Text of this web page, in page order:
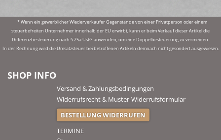
* Wenn ein gewerblicher Wiederverkaufer Gegenstände von einer Privatperson oder einem
steuerbefreiten Unternehmer innerhalb der EU erwirbt, kann er beim Verkauf dieser Artikel die
Differenzbesteuerung nach § 25a UstG anwenden, um eine Doppelbesteuerung zu vermeiden.
In der Rechnung wird die Umsatzsteuer bei betroffenen Artikeln demnach nicht gesondert ausgewiesen.
SHOP INFO
Versand & Zahlungsbedingungen
Widerrufsrecht & Muster-Widerrufsformular
BESTELLUNG WIDERRUFEN
TERMINE